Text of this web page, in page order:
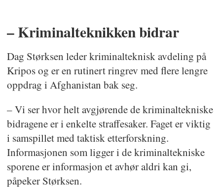
– Kriminalteknikken bidrar
Dag Størksen leder kriminalteknisk avdeling på
Kripos og er en rutinert ringrev med flere lengre
oppdrag i Afghanistan bak seg.
– Vi ser hvor helt avgjørende de kriminaltekniske
bidragene er i enkelte straffesaker. Faget er viktig
i samspillet med taktisk etterforskning.
Informasjonen som ligger i de kriminaltekniske
sporene er informasjon et avhør aldri kan gi,
påpeker Størksen.